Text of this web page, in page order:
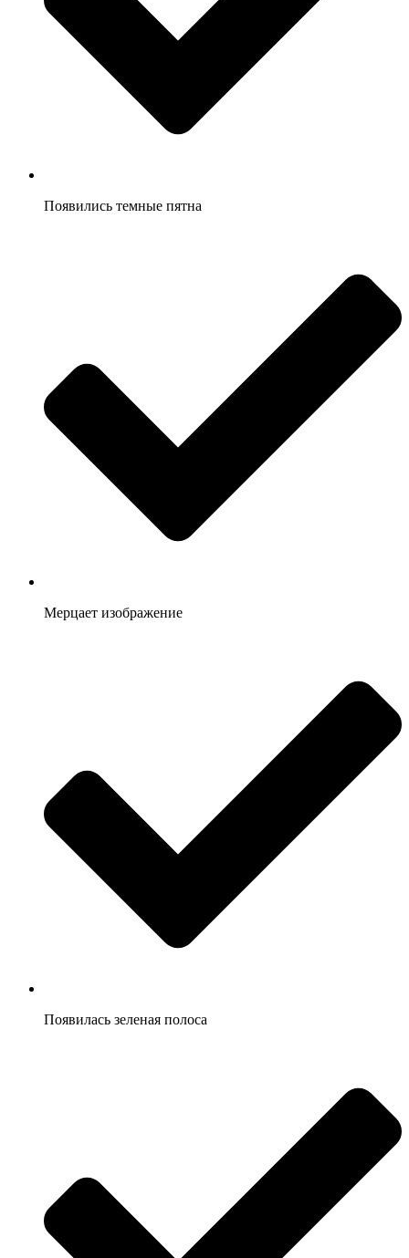
Появились темные пятна
Мерцает изображение
Появилась зеленая полоса